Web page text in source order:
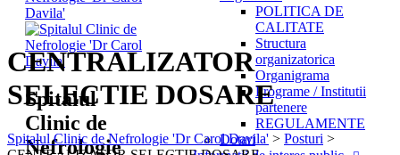
Spitalul
Clinic de
Nefrologie
POLITICA DE
CALITATE
Structura
organizatorica
Organigrama
Programe / Institutii
partenere
REGULAMENTE
Dotari
CENTRALIZATOR
SELECTIE DOSARE
Spitalul Clinic de Nefrologie 'Dr Carol Davila' > Posturi >